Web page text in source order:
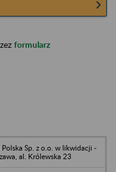
formularz
Polska Sp. z o.o. w likwidacji -
al. Królewska 23